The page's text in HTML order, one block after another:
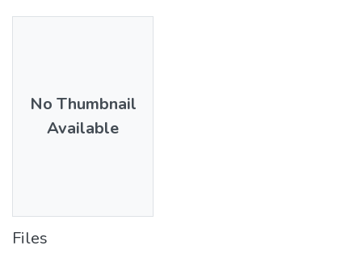
No Thumbnail
Available
Files